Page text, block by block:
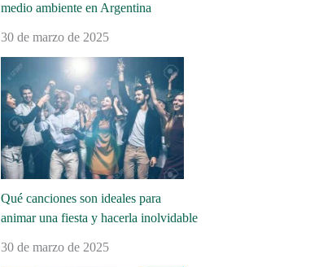
medio ambiente en Argentina
30 de marzo de 2025
Qué canciones son ideales para
animar una fiesta y hacerla inolvidable
30 de marzo de 2025